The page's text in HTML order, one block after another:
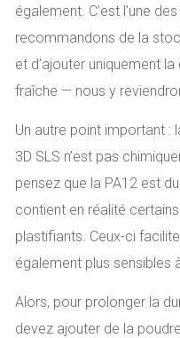
également. C’est l’une
recommandons de la
et d’ajouter uniquement
fraîche — nous y
Un autre point important :
3D SLS n’est pas
pensez que la PA12 est
contient en réalité
plastifiants. Ceux-ci
également plus sensibles
Alors, pour prolonger la
devez ajouter de la